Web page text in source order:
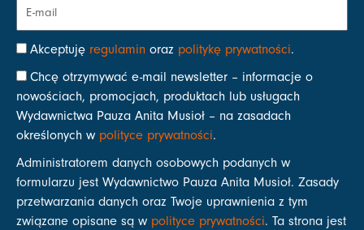
Akceptuję regulamin oraz politykę prywatności.
Chcę otrzymywać e-mail newsletter – informacje o
nowościach, promocjach, produktach lub usługach
Wydawnictwa Pauza Anita Musioł – na zasadach
określonych w polityce prywatności.
Administratorem danych osobowych podanych w
formularzu jest Wydawnictwo Pauza Anita Musioł. Zasady
przetwarzania danych oraz Twoje uprawnienia z tym
związane opisane są w polityce prywatności. Ta strona jest